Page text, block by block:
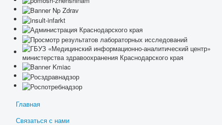
Главная
Связаться с нами